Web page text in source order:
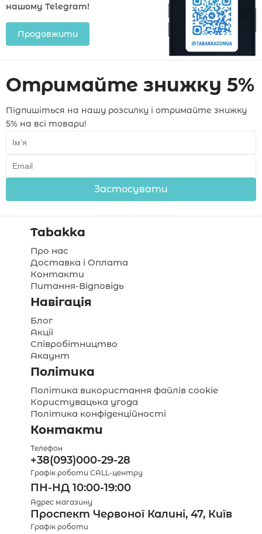
нашому Telegram!
Продовжити
Отримайте знижку 5%
Підпишіться на нашу розсилку і отримайте знижку
5% на всі товари!
Застосувати
Tabakka
Про нас
Доставка і Оплата
Контакти
Питання-Відповідь
Навігація
Блог
Акції
Співробітництво
Акаунт
Політика
Політика використання файлів cookie
Користувацька угода
Політика конфіденційності
Контакти
Телефон
+38(093)000-29-28
Графік роботи CALL-центру
ПН-НД 10:00-19:00
Адрес магазину
Проспект Червоної Калині, 47, Київ
Графік роботи